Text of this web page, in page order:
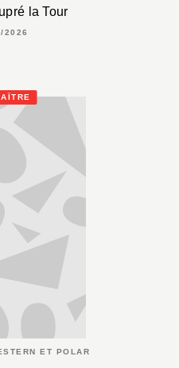
la Tour
2026
ET POLAR